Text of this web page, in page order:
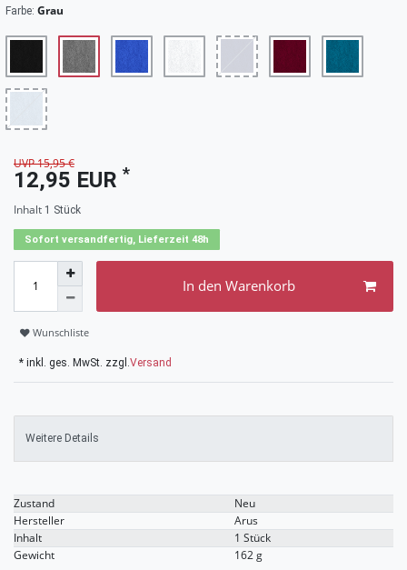
Farbe: Grau
UVP 15,95 €
12,95 EUR *
Inhalt 1 Stück
Sofort versandfertig, Lieferzeit 48h
In den Warenkorb
Wunschliste
* inkl. ges. MwSt. zzgl. Versand
Weitere Details
Technisches
Merkmal
Wert
Zustand
Neu
Hersteller
Arus
Inhalt
1 Stück
Gewicht
162 g